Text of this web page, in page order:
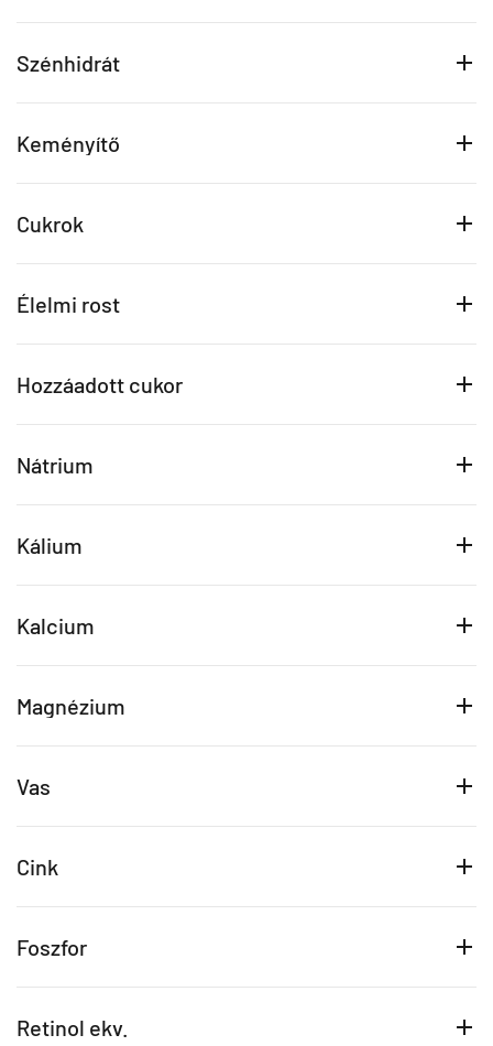
Szénhidrát
Keményítő
Cukrok
Élelmi rost
Hozzáadott cukor
Nátrium
Kálium
Kalcium
Magnézium
Vas
Cink
Foszfor
Retinol ekv.